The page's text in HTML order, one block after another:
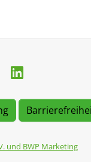
und BWP Marketing